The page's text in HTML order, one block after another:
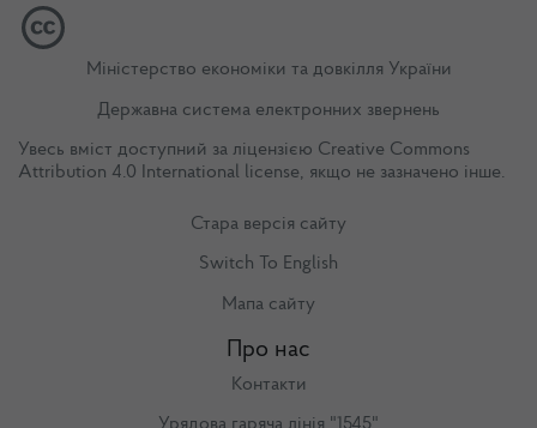
Міністерство економіки та довкілля України
Державна система електронних звернень
Увесь вміст доступний за ліцензією Creative Commons
Attribution 4.0 International license, якщо не зазначено інше.
Стара версія сайту
Switch To English
Мапа сайту
Про нас
Контакти